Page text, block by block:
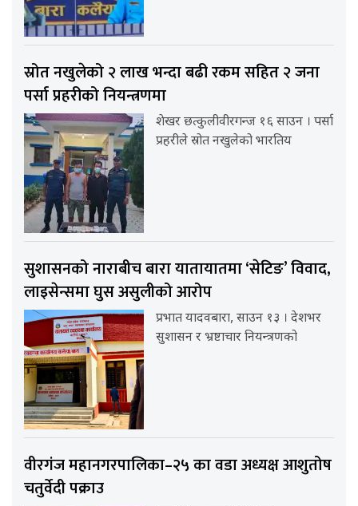
स्रोत नखुलेको २ लाख भन्दा बढी रकम सहित २ जना
पर्सा प्रहरीको नियन्त्रणमा
शेखर छत्कुलीवीरगन्ज १६ साउन । पर्सा
प्रहरीले स्रोत नखुलेको भारतिय
सुशासनको नाराबीच बारा यातायातमा ‘सेटिङ’ विवाद,
लाइसेन्समा घुस असुलीको आरोप
प्रभात यादवबारा, साउन १३ । देशभर
सुशासन र भ्रष्टाचार नियन्त्रणको
वीरगंज महानगरपालिका–२५ का वडा अध्यक्ष आशुतोष
चतुर्वेदी पक्राउ